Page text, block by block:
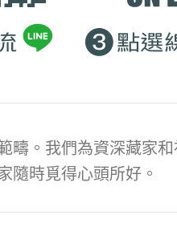
。我們為資深藏家
隨時覓得心頭所好。